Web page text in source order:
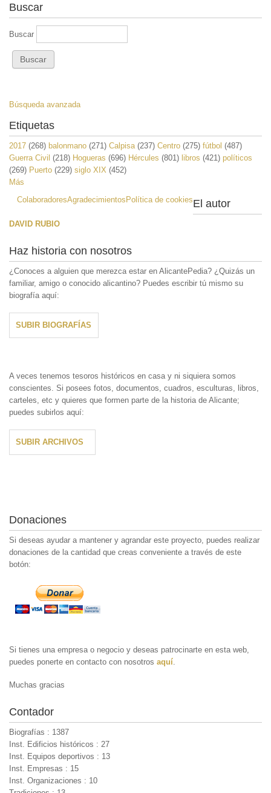
Buscar
Buscar
Búsqueda avanzada
Etiquetas
2017 (268) balonmano (271) Calpisa(237) Centro (275) fútbol (487)
Guerra Civil (218) Hogueras (696) Hércules (801) libros (421) políticos
(269) Puerto (229) siglo XIX (452)
Más
ColaboradoresAgradecimientosPolítica de cookiesEl autor
DAVID RUBIO
Haz historia con nosotros
¿Conoces a alguien que merezca estar en AlicantePedia? ¿Quizás un
familiar, amigo o conocido alicantino? Puedes escribir tú mismo su
biografía aquí:
SUBIR BIOGRAFÍAS
A veces tenemos tesoros históricos en casa y ni siquiera somos
conscientes. Si posees fotos, documentos, cuadros, esculturas, libros,
carteles, etc y quieres que formen parte de la historia de Alicante;
puedes subirlos aquí:
SUBIR ARCHIVOS
Donaciones
Si deseas ayudar a mantener y agrandar este proyecto, puedes realizar
donaciones de la cantidad que creas conveniente a través de este
botón:
Si tienes una empresa o negocio y deseas patrocinarte en esta web,
puedes ponerte en contacto con nosotros aquí
Muchas gracias
Contador
Biografías : 1387
Inst. Edificios históricos : 27
Inst. Equipos deportivos : 13
Inst. Empresas : 15
Inst. Organizaciones : 10